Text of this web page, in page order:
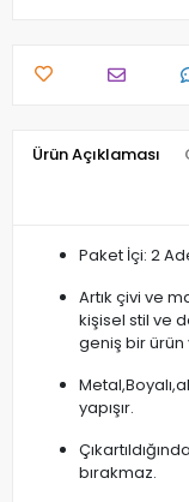
Ürün Açıklaması
Paket İçi: 2
Artık çivi ve
kişisel stil ve
geniş bir
yapışır.
bırakmaz.